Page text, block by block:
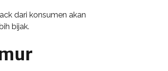
dari konsumen akan
bijak.